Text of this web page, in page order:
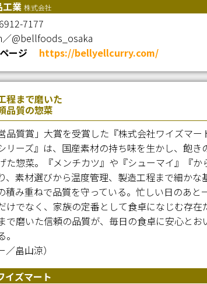
工業 株式会社
7177
／@bellfoods_osaka
ージ
https://bellyellcurry.com/
程まで磨いた
品質の惣菜
品質賞」大賞を受賞した『株式会社ワイズマー
リーズ』は、国産素材の持ち味を生かし、飽き
た惣菜。『メンチカツ』や『シューマイ』『か
、素材選びから温度管理、製造工程まで細かな
積み重ねで品質を守っている。忙しい日のあと
けでなく、家族の定番として食卓になじむ存在
で磨いた信頼の品質が、毎日の食卓に安心とお
／畠山涼）
イズマート